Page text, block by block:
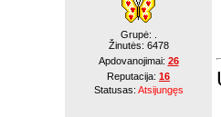
Grupė: .
Žinutės: 6478
Apdovanojimai: 26
Reputacija: 16
Statusas: Atsijungęs